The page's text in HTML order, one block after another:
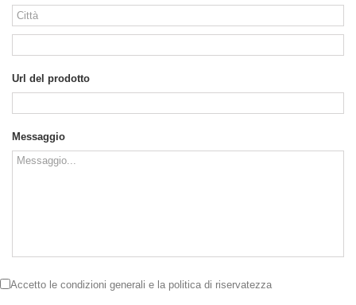
Url del prodotto
Messaggio
Accetto le condizioni generali e la politica di riservatezza